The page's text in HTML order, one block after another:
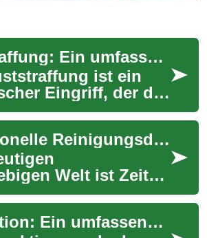
Bruststraffung: Ein umfassender Leitfaden für moderne Behandlungsmethoden
ist ein
Eingriff, der die
Position der Brüste
und optimier...
Professionelle Reinigungsdienste: Ein umfassender Leitfaden
Welt ist Zeit
Gut. Viele
finden es
neben Arbeit,
Liposuktion: Ein umfassender Leitfaden zur Fettabsaugung